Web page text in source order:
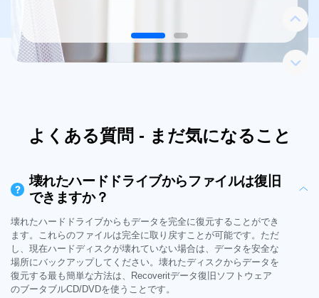
よくある質問 - まだ気になること
?
壊れたハードドライブからファイルは復旧
できますか？
壊れたハードドライブからもデータを完全に復元することができ
ます。これらのファイルは完全に取り戻すことが可能です。ただ
し、現在ハードディスクが壊れていない場合は、データを安全な
場所にバックアップしてください。壊れたディスクからデータを
復元する最も簡単な方法は、Recoveritデータ復旧ソフトウェア
のブータブルCD/DVDを使うことです。